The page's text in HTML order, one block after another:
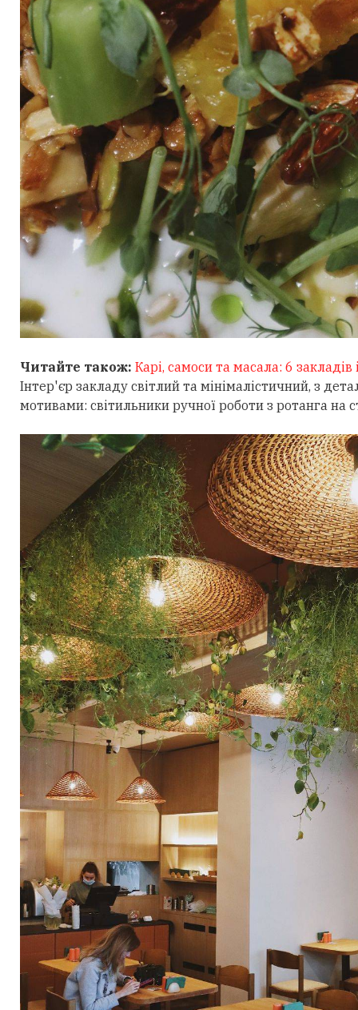
Читайте також: Карі, самоси та масала: 6 закладів
Інтер'єр закладу світлий та мінімалістичний, з
мотивами: світильники ручної роботи з ротанга на